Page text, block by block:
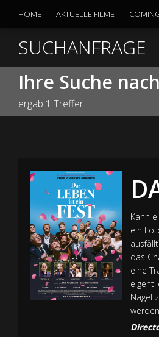
SUCHANFRAGE
Ihre Suche
ergab 1 Treffer.
Kann
ein
das
eine
Nagel
HOME AKTUELLE FILME